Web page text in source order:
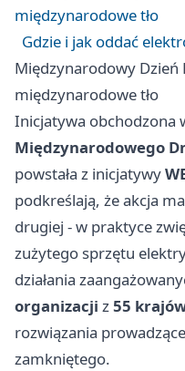
międzynarodowe tło
Gdzie i jak oddać
Międzynarodowy Dzień
międzynarodowe tło
Inicjatywa obchodzona
Międzynarodowego
powstała z inicjatywy
podkreślają, że akcja
drugiej - w praktyce
zużytego sprzętu
działania
organizacji z55
rozwiązania
zamkniętego.